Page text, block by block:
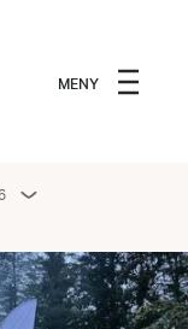
MENY